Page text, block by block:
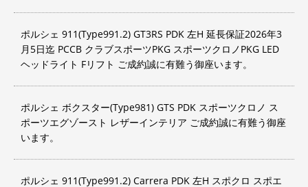
ポルシェ 911(Type991.2) GT3RS PDK 左H 延長保証2026年3
月5日迄 PCCB クラブスポーツPKG スポーツクロノPKG LED
ヘッドライト Fリフト ご成約誠に有難う御座います。
ポルシェ ボクスター(Type981) GTS PDK スポーツクロノ ス
ポーツエグゾースト レザーインテリア ご成約誠に有難う御座
います。
ポルシェ 911(Type991.2) Carrera PDK 左H スポクロ スポエ